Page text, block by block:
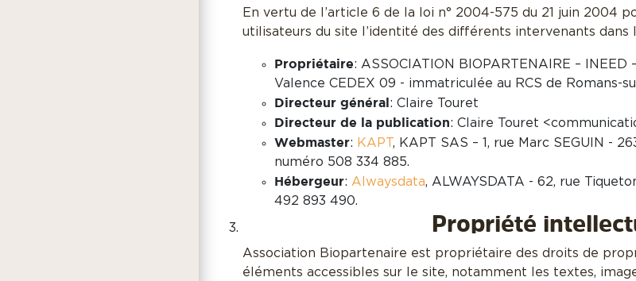
En vertu de l’article 6 de la loi n° 2004-575 du 21 juin 2004
utilisateurs du site l’identité des différents intervenants dans
Propriétaire: ASSOCIATION BIOPARTENAIRE – INEED
Valence CEDEX 09 - immatriculée au RCS de Romans-
Directeur général: Claire Touret
Directeur de la publication: Claire Touret
Webmaster: KAPT, KAPT SAS – 1, rue Marc SEGUIN -
numéro 508 334 885.
Hébergeur: Alwaysdata, ALWAYSDATA - 62, rue
492 893 490.
Propriété
Association Biopartenaire est propriétaire des droits de
éléments accessibles sur le site, notamment les textes,